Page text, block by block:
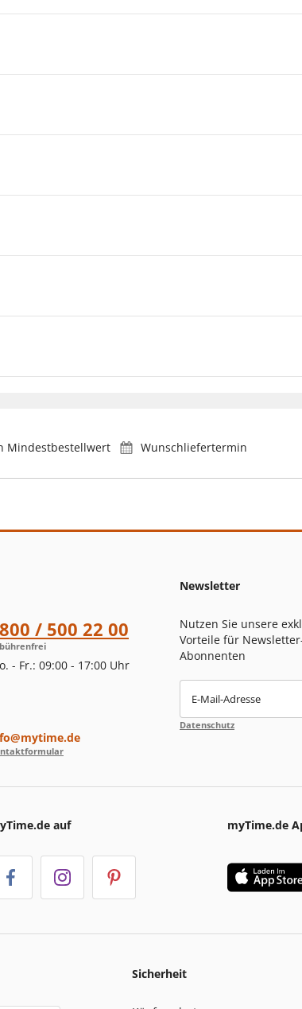
Mindestbestellwert Wunschliefertermin
/ 500 22 00
- Fr.: 09:00 - 17:00 Uhr
Newsletter
Nutzen Sie unsere
Vorteile für
Abonnenten
E-Mail-Adresse
Datenschutz
auf myTime.de
Sicherheit